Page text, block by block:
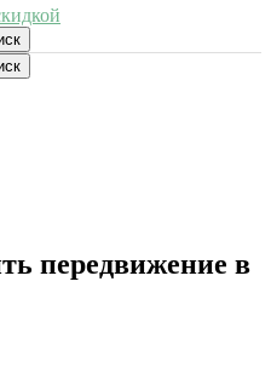
передвижение в